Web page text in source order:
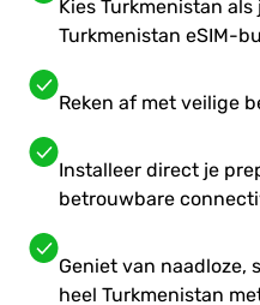
Kies Turkmenistan
Turkmenistan eSIM-
Reken af met veilige
Installeer direct je
betrouwbare
Geniet van naadloze,
heel Turkmenistan